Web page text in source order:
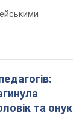
та онук